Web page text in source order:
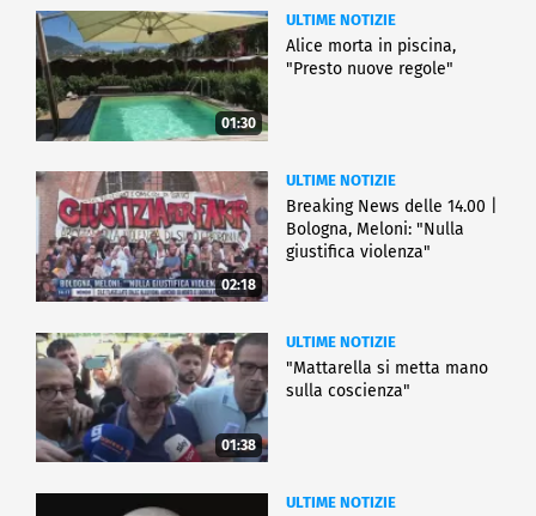
01:30
ULTIME NOTIZIE
Alice morta in piscina,
"Presto nuove regole"
02:18
ULTIME NOTIZIE
Breaking News delle 14.00 |
Bologna, Meloni: "Nulla
giustifica violenza"
01:38
ULTIME NOTIZIE
"Mattarella si metta mano
sulla coscienza"
ULTIME NOTIZIE